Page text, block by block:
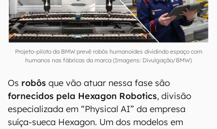
Projeto-piloto da BMW prevê robôs humanoides dividindo espaço com
humanos nas fábricas da marca (Imagens: Divulgação/BMW)
Os robôs que vão atuar nessa fase são
fornecidos pela Hexagon Robotics, divisão
especializada em “Physical AI” da empresa
suíça-sueca Hexagon. Um dos modelos em